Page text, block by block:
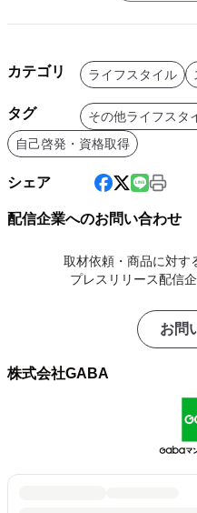
カテゴリ ライフスタイル
タグ その他ライフスタ
自己啓発・資格取得
シェア
配信企業へのお問い合わせ
取材依頼・商品に対す
プレスリリース配信
お問
株式会社GABA